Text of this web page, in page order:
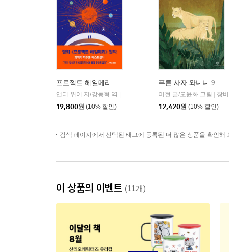
프로젝트 헤일메리
앤디 위어 저/강동혁 역
알에이치코리아(RHK)
19,800원 (10% 할인)
푸른 사자 와니니 9
이현 글/오윤화 그림
창비
12,420원 (10% 할인)
검색 페이지에서 선택된 태그에 등록된 더 많은 상품을 확인해
이 상품의 이벤트 (11개)